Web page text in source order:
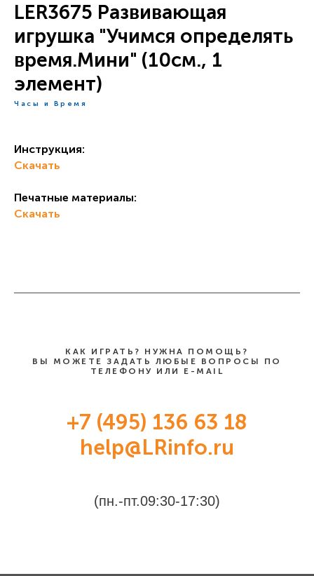
LER3675 Развивающая
игрушка "Учимся определять
время.Мини" (10см., 1
элемент)
Часы и Время
Инструкция:
Скачать
Печатные материалы:
Скачать
КАК ИГРАТЬ? НУЖНА ПОМОЩЬ?
ВЫ МОЖЕТЕ ЗАДАТЬ ЛЮБЫЕ ВОПРОСЫ ПО
ТЕЛЕФОНУ ИЛИ E-MAIL
+7 (495) 136 63 18
help@LRinfo.ru
(пн.-пт.09:30-17:30)